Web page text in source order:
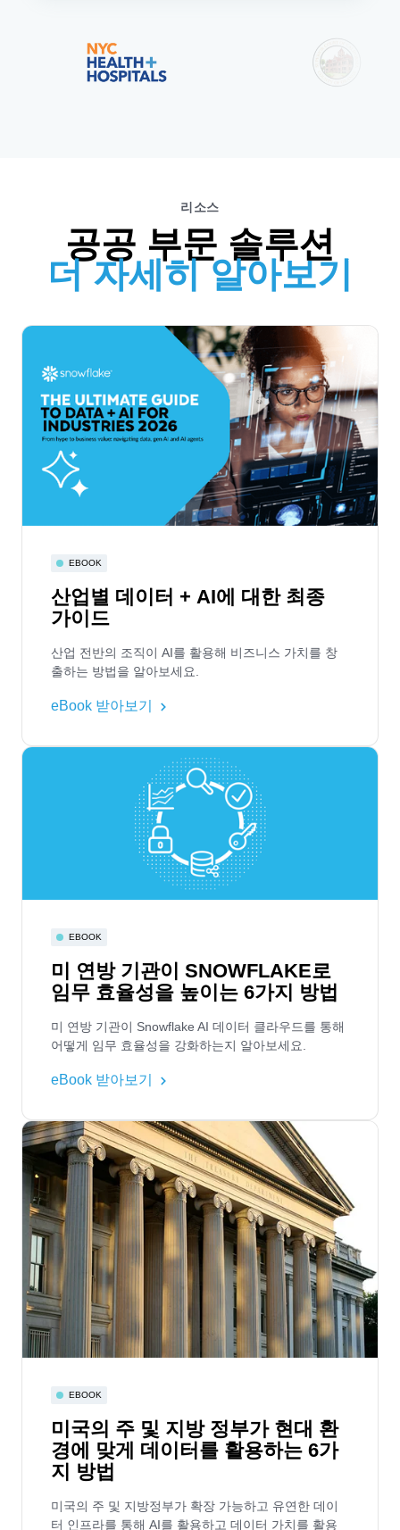
리소스
공공 부문 솔루션
더 자세히 알아보기
EBOOK
산업별 데이터 + AI에 대한 최종
가이드
산업 전반의 조직이 AI를 활용해 비즈니스 가치를 창
출하는 방법을 알아보세요.
eBook 받아보기
EBOOK
미 연방 기관이 SNOWFLAKE로
임무 효율성을 높이는 6가지 방법
미 연방 기관이 Snowflake AI 데이터 클라우드를 통해
어떻게 임무 효율성을 강화하는지 알아보세요.
eBook 받아보기
EBOOK
미국의 주 및 지방 정부가 현대 환
경에 맞게 데이터를 활용하는 6가
지 방법
미국의 주 및 지방정부가 확장 가능하고 유연한 데이
터 인프라를 통해 AI를 활용하고 데이터 가치를 활용